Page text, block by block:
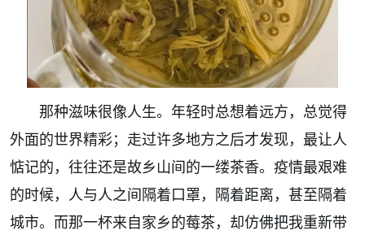
那种滋味很像人生。年轻时总想着远方，总觉得
外面的世界精彩；走过许多地方之后才发现，最让人
惦记的，往往还是故乡山间的一缕茶香。疫情最艰难
的时候，人与人之间隔着口罩，隔着距离，甚至隔着
城市。而那一杯来自家乡的莓茶，却仿佛把我重新带